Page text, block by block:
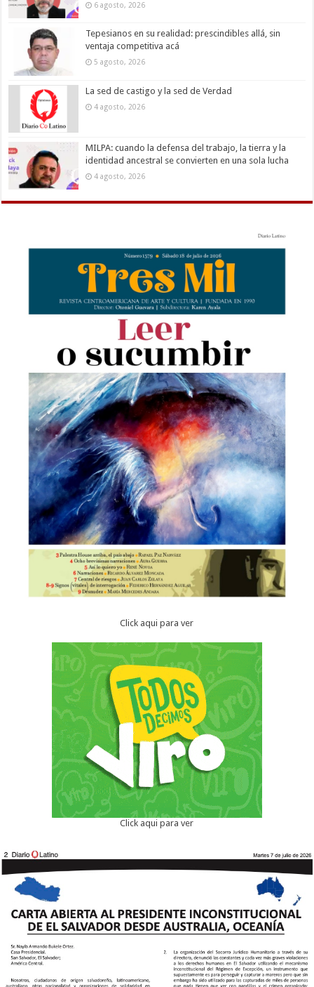
6 agosto, 2026
Tepesianos en su realidad: prescindibles allá, sin
ventaja competitiva acá
5 agosto, 2026
La sed de castigo y la sed de Verdad
4 agosto, 2026
MILPA: cuando la defensa del trabajo, la tierra y la
identidad ancestral se convierten en una sola lucha
4 agosto, 2026
Click aqui para ver
Click aqui para ver